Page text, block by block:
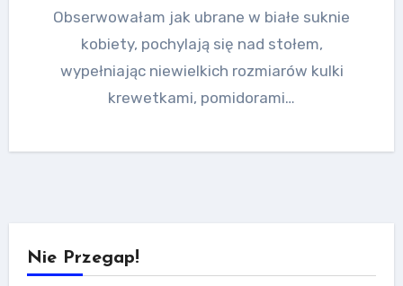
Obserwowałam jak ubrane w białe suknie
kobiety, pochylają się nad stołem,
wypełniając niewielkich rozmiarów kulki
krewetkami, pomidorami…
Nie Przegap!